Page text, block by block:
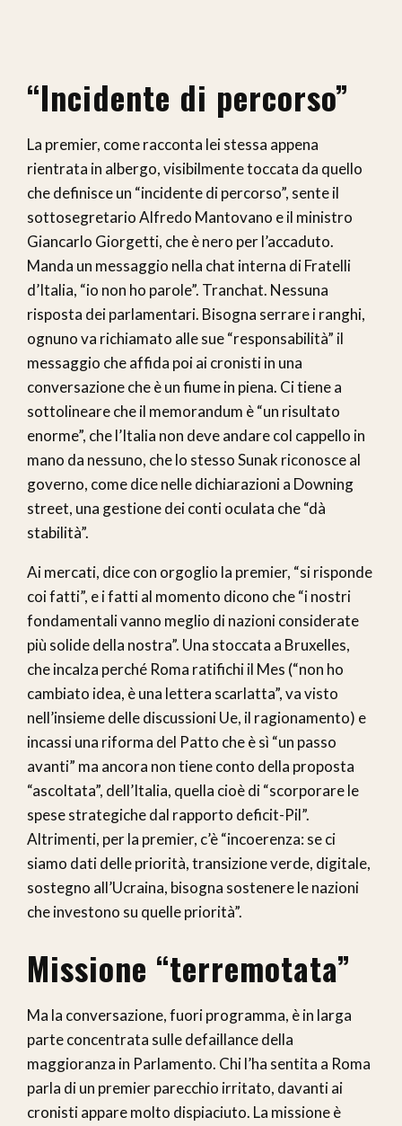
“Incidente di percorso”
La premier, come racconta lei stessa appena
rientrata in albergo, visibilmente toccata da quello
che definisce un “incidente di percorso”, sente il
sottosegretario Alfredo Mantovano e il ministro
Giancarlo Giorgetti, che è nero per l’accaduto.
Manda un messaggio nella chat interna di Fratelli
d’Italia, “io non ho parole”. Tranchat. Nessuna
risposta dei parlamentari. Bisogna serrare i ranghi,
ognuno va richiamato alle sue “responsabilità” il
messaggio che affida poi ai cronisti in una
conversazione che è un fiume in piena. Ci tiene a
sottolineare che il memorandum è “un risultato
enorme”, che l’Italia non deve andare col cappello in
mano da nessuno, che lo stesso Sunak riconosce al
governo, come dice nelle dichiarazioni a Downing
street, una gestione dei conti oculata che “dà
stabilità”.
Ai mercati, dice con orgoglio la premier, “si risponde
coi fatti”, e i fatti al momento dicono che “i nostri
fondamentali vanno meglio di nazioni considerate
più solide della nostra”. Una stoccata a Bruxelles,
che incalza perché Roma ratifichi il Mes (“non ho
cambiato idea, è una lettera scarlatta”, va visto
nell’insieme delle discussioni Ue, il ragionamento) e
incassi una riforma del Patto che è sì “un passo
avanti” ma ancora non tiene conto della proposta
“ascoltata”, dell’Italia, quella cioè di “scorporare le
spese strategiche dal rapporto deficit-Pil”.
Altrimenti, per la premier, c’è “incoerenza: se ci
siamo dati delle priorità, transizione verde, digitale,
sostegno all’Ucraina, bisogna sostenere le nazioni
che investono su quelle priorità”.
Missione “terremotata”
Ma la conversazione, fuori programma, è in larga
parte concentrata sulle defaillance della
maggioranza in Parlamento. Chi l’ha sentita a Roma
parla di un premier parecchio irritato, davanti ai
cronisti appare molto dispiaciuto. La missione è